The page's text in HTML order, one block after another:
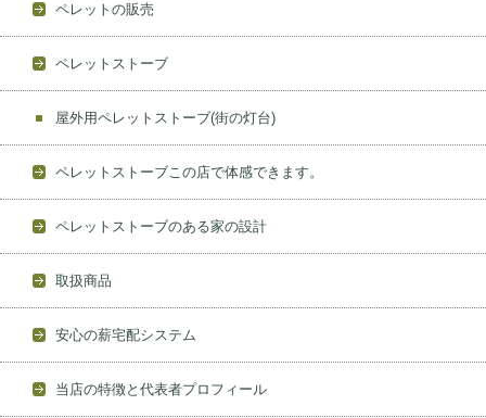
ペレットの販売
ペレットストーブ
屋外用ペレットストーブ(街の灯台)
ペレットストーブこの店で体感できます。
ペレットストーブのある家の設計
取扱商品
安心の薪宅配システム
当店の特徴と代表者プロフィール